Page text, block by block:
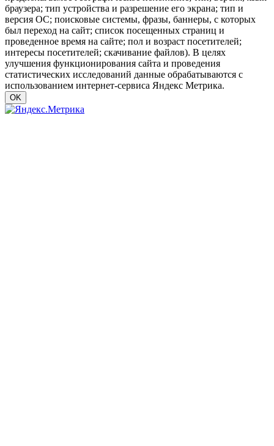
браузера; тип устройства и разрешение его экрана; тип и
версия ОС; поисковые системы, фразы, баннеры, с которых
был переход на сайт; список посещенных страниц и
проведенное время на сайте; пол и возраст посетителей;
интересы посетителей; скачивание файлов). В целях
улучшения функционирования сайта и проведения
статистических исследований данные обрабатываются с
использованием интернет-сервиса Яндекс Метрика.
OK